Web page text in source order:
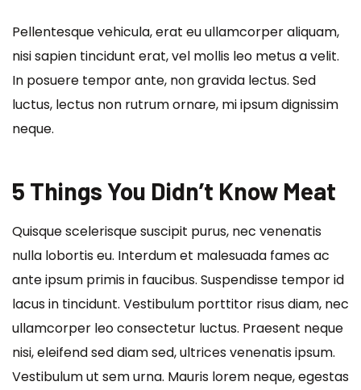
Pellentesque vehicula, erat eu ullamcorper aliquam,
nisi sapien tincidunt erat, vel mollis leo metus a velit.
In posuere tempor ante, non gravida lectus. Sed
luctus, lectus non rutrum ornare, mi ipsum dignissim
neque.
5 Things You Didn’t Know Meat
Quisque scelerisque suscipit purus, nec venenatis
nulla lobortis eu. Interdum et malesuada fames ac
ante ipsum primis in faucibus. Suspendisse tempor id
lacus in tincidunt. Vestibulum porttitor risus diam, nec
ullamcorper leo consectetur luctus. Praesent neque
nisi, eleifend sed diam sed, ultrices venenatis ipsum.
Vestibulum ut sem urna. Mauris lorem neque, egestas